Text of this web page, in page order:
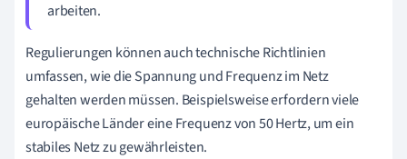
arbeiten.
Regulierungen können auch technische Richtlinien
umfassen, wie die Spannung und Frequenz im Netz
gehalten werden müssen. Beispielsweise erfordern viele
europäische Länder eine Frequenz von 50 Hertz, um ein
stabiles Netz zu gewährleisten.